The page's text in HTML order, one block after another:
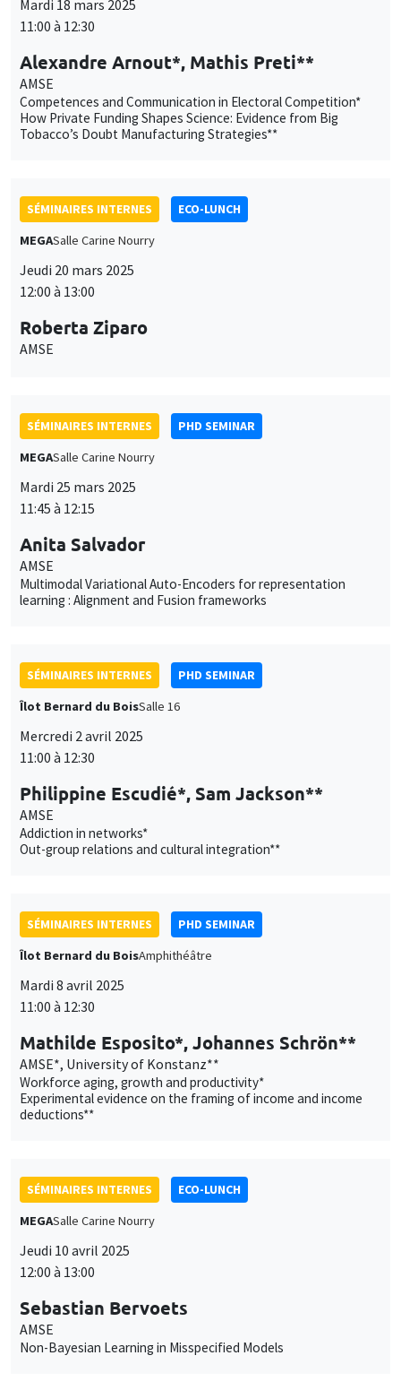
Mardi 18 mars 2025
11:00 à 12:30
Alexandre Arnout*, Mathis Preti**
AMSE
Competences and Communication in Electoral Competition*
How Private Funding Shapes Science: Evidence from Big
Tobacco’s Doubt Manufacturing Strategies**
SÉMINAIRES INTERNES
ECO-LUNCH
MEGASalle Carine Nourry
Jeudi 20 mars 2025
12:00 à 13:00
Roberta Ziparo
AMSE
SÉMINAIRES INTERNES
PHD SEMINAR
MEGASalle Carine Nourry
Mardi 25 mars 2025
11:45 à 12:15
Anita Salvador
AMSE
Multimodal Variational Auto-Encoders for representation
learning : Alignment and Fusion frameworks
SÉMINAIRES INTERNES
PHD SEMINAR
Îlot Bernard du BoisSalle 16
Mercredi 2 avril 2025
11:00 à 12:30
Philippine Escudié*, Sam Jackson**
AMSE
Addiction in networks*
Out-group relations and cultural integration**
SÉMINAIRES INTERNES
PHD SEMINAR
Îlot Bernard du BoisAmphithéâtre
Mardi 8 avril 2025
11:00 à 12:30
Mathilde Esposito*, Johannes Schrön**
AMSE*, University of Konstanz**
Workforce aging, growth and productivity*
Experimental evidence on the framing of income and income
deductions**
SÉMINAIRES INTERNES
ECO-LUNCH
MEGASalle Carine Nourry
Jeudi 10 avril 2025
12:00 à 13:00
Sebastian Bervoets
AMSE
Non-Bayesian Learning in Misspecified Models
Utilisation
des
données
Ce site utilise des cookies et des services tiers pour garantir son bon
contenus multimédias. Vous êtes libre d’accepter, de refuser ou de
personnaliser l’utilisation de ces services. Votre choix pourra être
modifié à tout moment depuis le lien « Gestion des cookies »